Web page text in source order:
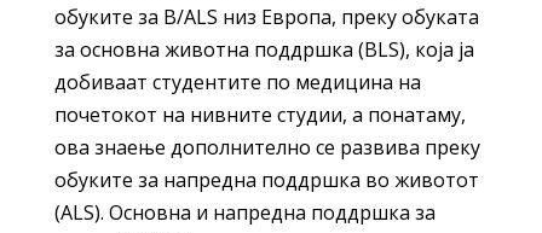
обуките за B/ALS низ Европа, преку обуката
за основна животна поддршка (BLS), која ја
добиваат студентите по медицина на
почетокот на нивните студии, а понатаму,
ова знаење дополнително се развива преку
обуките за напредна поддршка во животот
(ALS). Основна и напредна поддршка за